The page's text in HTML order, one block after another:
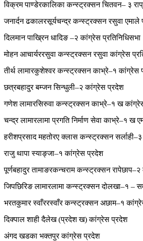
विक्रम पाण्डेरकालिका कन्स्ट्रक्सन चितवन– ३
जनार्दन ढकालरसूर्यचन्द्र कन्स्ट्रक्सन रसुवा एमाले
दिलमान पाख्रिन धादिङ –२ कांग्रेस प्रतिनिधिसभा
मोहन आचार्यररसुवा कन्स्ट्रक्सन रसुवा कांग्रेस
तीर्थ लामारकुशेश्वर कन्स्ट्रक्सन काभ्रे–१ कांग्रेस
छत्रबहादुर बम्जन सिन्धुली–२ कांग्रेस प्रदेश
गणेश लामारसिरुवा कन्स्ट्रक्सन काभ्रे–१ ख
चन्द्र लामारलामा प्रगति निर्माण सेवा काभ्रे–१ ख
हरीशप्रसाद महतोरए क्लास कन्स्ट्रक्सन
राजु थापा स्याङ्जा–१ कांग्रेस प्रदेश
पूर्णबहादुर तामाङरकन्चराम कन्स्ट्रक्सन
जिपछिरिङ लामारलामा कन्स्ट्रक्सन दोलखा–१ –
भरतकुमार स्वाँररस्वाँर कन्स्ट्रक्सन अछाम–१
दिक्पाल शाही दैलेख (प्रदेश ख) कांग्रेस प्रदेश
अंगद खडका भक्तपुर कांग्रेस प्रदेश